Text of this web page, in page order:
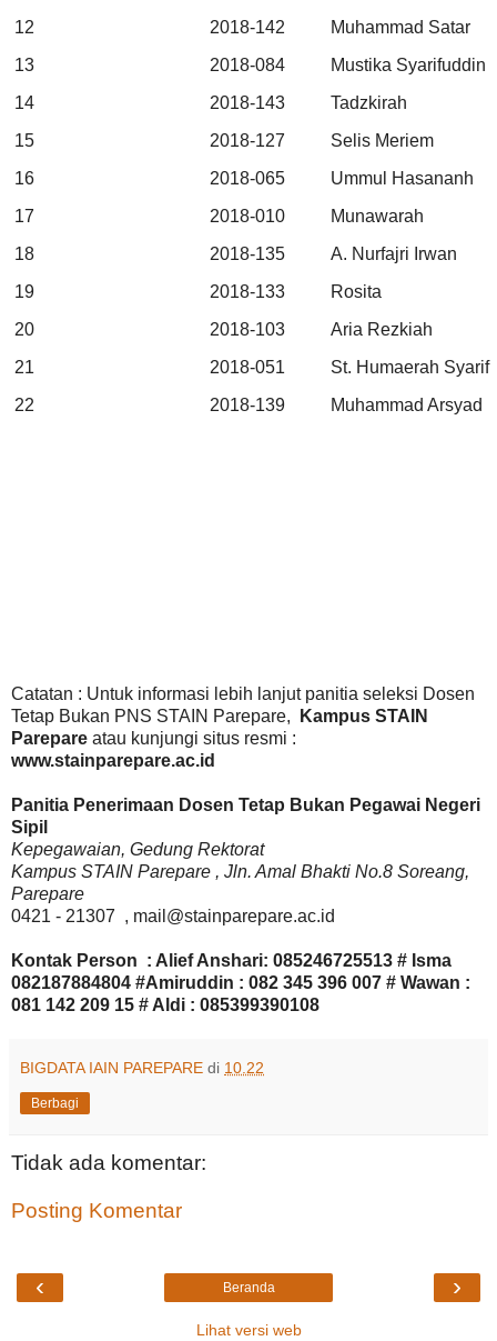
12
2018-142
Muhammad Satar
13
2018-084
Mustika Syarifuddin
14
2018-143
Tadzkirah
15
2018-127
Selis Meriem
16
2018-065
Ummul Hasananh
17
2018-010
Munawarah
18
2018-135
A. Nurfajri Irwan
19
2018-133
Rosita
20
2018-103
Aria Rezkiah
21
2018-051
St. Humaerah Syarif
22
2018-139 Muhammad Arsyad
Catatan : Untuk informasi lebih lanjut panitia seleksi Dosen
Tetap Bukan PNS STAIN Parepare,
Kampus STAIN
Parepare atau kunjungi situs resmi :
www.stainparepare.ac.id
Panitia Penerimaan Dosen Tetap Bukan Pegawai Negeri
Sipil
Kepegawaian, Gedung Rektorat
Kampus STAIN Parepare , Jln. Amal Bhakti No.8 Soreang,
Parepare
0421 - 21307 , mail@stainparepare.ac.id
Kontak Person : Alief Anshari: 085246725513 # Isma
082187884804 #Amiruddin : 082 345 396 007 # Wawan :
081 142 209 15 # Aldi : 085399390108
BIGDATA IAIN PAREPARE di 10.22
Berbagi
Tidak ada komentar:
Posting Komentar
‹ ›
Beranda
Lihat versi web